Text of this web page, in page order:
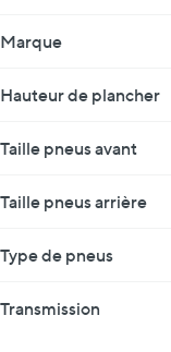
Marque
Hauteur de plancher
Taille pneus avant
Taille pneus arrière
Type de pneus
Transmission